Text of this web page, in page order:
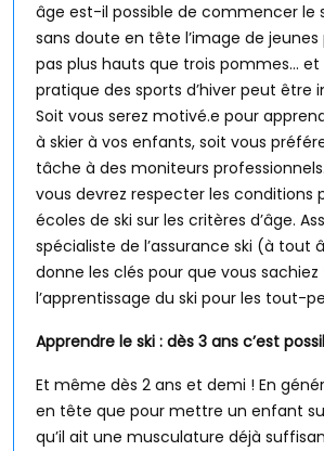
âge est-il possible de commencer le
sans doute en tête l’image de jeunes
pas plus hauts que trois pommes…
pratique des sports d’hiver peut être
Soit vous serez motivé.e pour
à skier à vos enfants, soit vous
tâche à des moniteurs
vous devrez respecter les conditions
écoles de ski sur les critères d’âge.
spécialiste de l’assurance ski (à tout
donne les clés pour que vous
l’apprentissage du ski pour les tout-
Apprendre le ski : dès 3 ans c’est
Et même dès 2 ans et demi ! En
en tête que pour mettre un enfant
qu’il ait une musculature déjà